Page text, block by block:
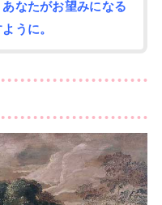
なたがお望みになる
うに。